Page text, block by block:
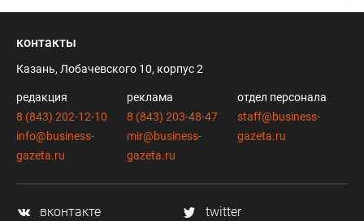
контакты
Казань, Лобачевского 10, корпус 2
редакция
8 (843) 202-12-10
info@business-
gazeta.ru
реклама
8 (843) 203-48-47
mir@business-
gazeta.ru
отдел персонала
staff@business-
gazeta.ru
вконтакте
twitter